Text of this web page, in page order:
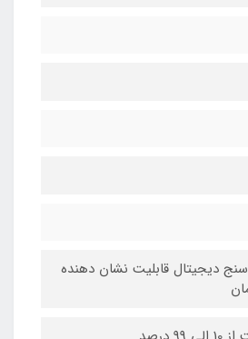
دیجیتال قابلیت نشان دهنده